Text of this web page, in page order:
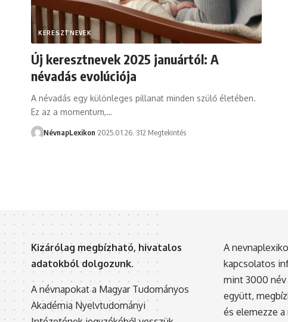
KERESZTNEVEK
Új keresztnevek 2025 januártól: A
névadás evolúciója
A névadás egy különleges pillanat minden szülő életében.
Ez az a momentum,…
NévnapLexikon 2025.01.26. 312 Megtekintés
Kizárólag megbízható, hivatalos
adatokból dolgozunk.
A névnapokat a Magyar Tudományos
Akadémia Nyelvtudományi
A
kapcsolatos
mint 3000 név
együtt,
és elemezze